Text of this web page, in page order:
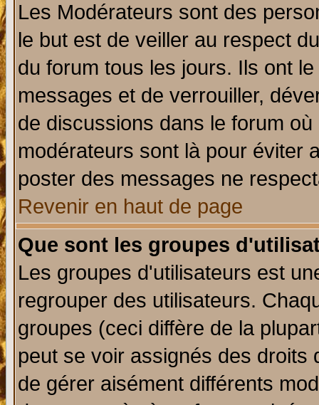
Les Modérateurs sont des
le but est de veiller au respect
du forum tous les jours. Ils ont
messages et de verrouiller,
de discussions dans le forum
modérateurs sont là pour éviter
poster des messages ne
Revenir en haut de page
Que sont les groupes
Les groupes d'utilisateurs est
regrouper des utilisateurs.
groupes (ceci diffère de la
peut se voir assignés des
de gérer aisément différents